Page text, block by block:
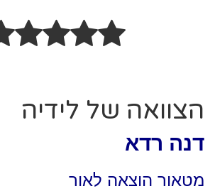
הצוואה של לידיה
דנה רדא
מטאור הוצאה לאור